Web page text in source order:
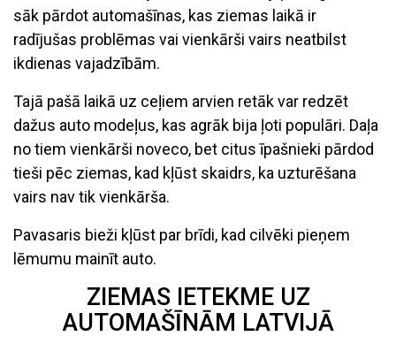
sāk pārdot automašīnas, kas ziemas laikā ir
radījušas problēmas vai vienkārši vairs neatbilst
ikdienas vajadzībām.
Tajā pašā laikā uz ceļiem arvien retāk var redzēt
dažus auto modeļus, kas agrāk bija ļoti populāri. Daļa
no tiem vienkārši noveco, bet citus īpašnieki pārdod
tieši pēc ziemas, kad kļūst skaidrs, ka uzturēšana
vairs nav tik vienkārša.
Pavasaris bieži kļūst par brīdi, kad cilvēki pieņem
lēmumu mainīt auto.
ZIEMAS IETEKME UZ
AUTOMAŠĪNĀM LATVIJĀ